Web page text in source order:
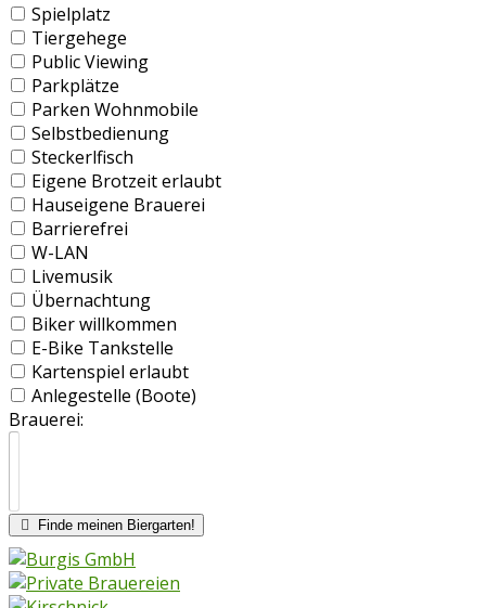
Spielplatz
Tiergehege
Public Viewing
Parkplätze
Parken Wohnmobile
Selbstbedienung
Steckerlfisch
Eigene Brotzeit erlaubt
Hauseigene Brauerei
Barrierefrei
W-LAN
Livemusik
Übernachtung
Biker willkommen
E-Bike Tankstelle
Kartenspiel erlaubt
Anlegestelle (Boote)
Brauerei:
Finde meinen Biergarten!